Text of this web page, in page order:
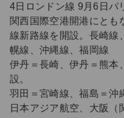
4日ロンドン線 9月6日
関西国際空港開港にとも
線新路線を開設。長崎線
幌線、沖縄線、福岡線
伊丹＝長崎、伊丹＝熊本
設。
羽田＝宮崎線、福島＝沖
日本アジア航空、大阪（